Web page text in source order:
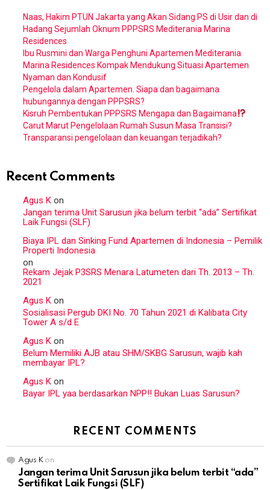
Naas, Hakim PTUN Jakarta yang Akan Sidang PS di Usir dan di
Hadang Sejumlah Oknum PPPSRS Mediterania Marina
Residences
Ibu Rusmini dan Warga Penghuni Apartemen Mediterania
Marina Residences Kompak Mendukung Situasi Apartemen
Nyaman dan Kondusif
Pengelola dalam Apartemen. Siapa dan bagaimana
hubungannya dengan PPPSRS?
Kisruh Pembentukan PPPSRS Mengapa dan Bagaimana
Carut Marut Pengelolaan Rumah Susun Masa Transisi?
Transparansi pengelolaan dan keuangan terjadikah?
Recent Comments
Agus K on
Jangan terima Unit Sarusun jika belum terbit “ada” Sertifikat
Laik Fungsi (SLF)
Biaya IPL dan Sinking Fund Apartemen di Indonesia – Pemilik
Properti Indonesia
on
Rekam Jejak P3SRS Menara Latumeten dari Th. 2013 – Th.
2021
Agus K on
Sosialisasi Pergub DKI No. 70 Tahun 2021 di Kalibata City
Tower A s/d E
Agus K on
Belum Memiliki AJB atau SHM/SKBG Sarusun, wajib kah
membayar IPL?
Agus K on
Bayar IPL yaa berdasarkan NPP!! Bukan Luas Sarusun?
RECENT COMMENTS
Agus Kon
Jangan terima Unit Sarusun jika belum terbit “ada”
Sertifikat Laik Fungsi (SLF)